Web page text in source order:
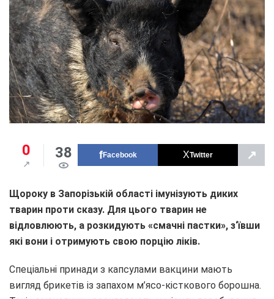
0 38 Facebook Twitter ↗
Щороку в Запорізькій області імунізують диких
тварин проти сказу. Для цього тварин не
відловлюють, а розкидують «смачні пастки», з‘ївши
які вони і отримують свою порцію ліків.
Спеціальні принади з капсулами вакцини мають
вигляд брикетів із запахом м’ясо-кісткового борошна.